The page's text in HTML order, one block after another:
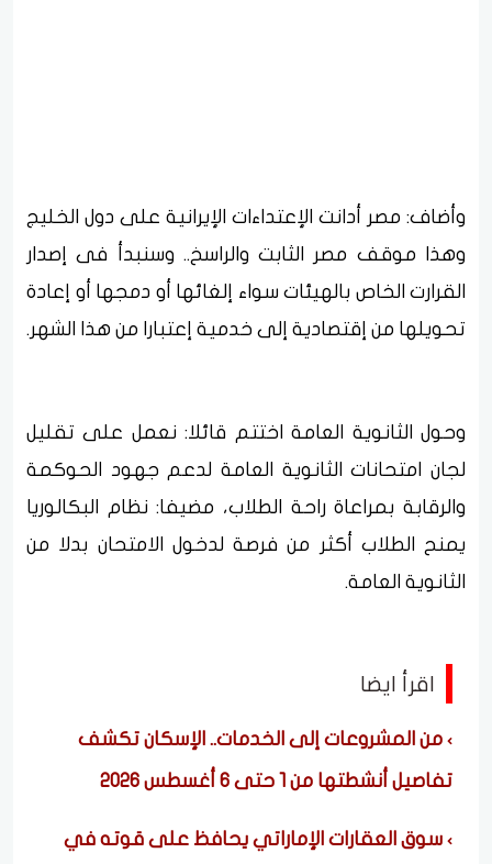
وأضاف: مصر أدانت الإعتداءات الإيرانية على دول الخليج
وهذا موقف مصر الثابت والراسخ.. وسنبدأ فى إصدار
القرارت الخاص بالهيئات سواء إلغائها أو دمجها أو إعادة
تحويلها من إقتصادية إلى خدمية إعتبارا من هذا الشهر.
وحول الثانوية العامة اختتم قائلا: نعمل على تقليل
لجان امتحانات الثانوية العامة لدعم جهود الحوكمة
والرقابة بمراعاة راحة الطلاب، مضيفا: نظام البكالوريا
يمنح الطلاب أكثر من فرصة لدخول الامتحان بدلا من
الثانوية العامة.
اقرأ ايضا
من المشروعات إلى الخدمات.. الإسكان تكشف
تفاصيل أنشطتها من 1 حتى 6 أغسطس 2026
سوق العقارات الإماراتي يحافظ على قوته في